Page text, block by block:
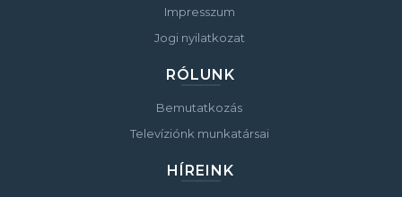
Impresszum
Jogi nyilatkozat
RÓLUNK
Bemutatkozás
Televíziónk munkatársai
HÍREINK